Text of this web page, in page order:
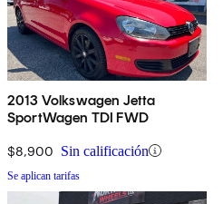
2013 Volkswagen Jetta
SportWagen TDI FWD
$8,900 Sin calificación
Se aplican tarifas